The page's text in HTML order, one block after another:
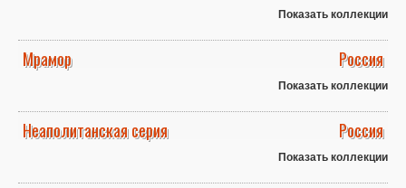
Показать коллекции
Мрамор Россия
Показать коллекции
Неаполитанская серия Россия
Показать коллекции